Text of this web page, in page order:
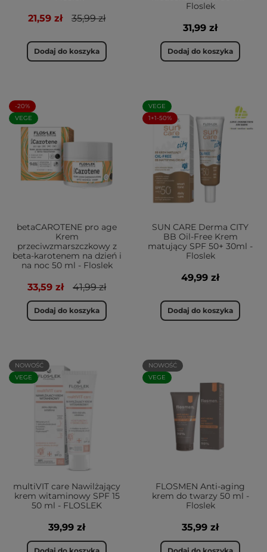
21,59 zł 35,99 zł
Dodaj do koszyka
Floslek
31,99 zł
Dodaj do koszyka
-20%
VEGE
betaCAROTENE pro age
Krem
przeciwzmarszczkowy z
beta-karotenem na dzień i
na noc 50 ml - Floslek
33,59 zł 41,99 zł
Dodaj do koszyka
VEGE
1+1-50%
SUN CARE Derma CITY
BB Oil-Free Krem
matujący SPF 50+ 30ml -
Floslek
49,99 zł
Dodaj do koszyka
NOWOŚĆ
VEGE
multiVIT care Nawilżający
krem witaminowy SPF 15
50 ml - FLOSLEK
39,99 zł
NOWOŚĆ
VEGE
FLOSMEN Anti-aging
krem do twarzy 50 ml -
Floslek
35,99 zł